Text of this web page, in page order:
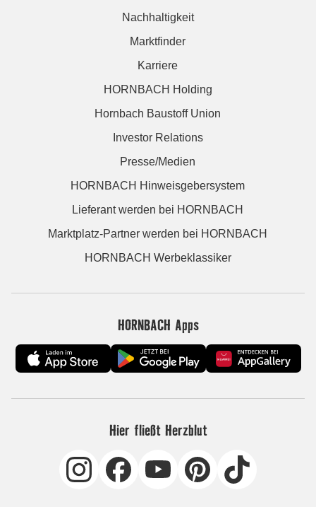
Nachhaltigkeit
Marktfinder
Karriere
HORNBACH Holding
Hornbach Baustoff Union
Investor Relations
Presse/Medien
HORNBACH Hinweisgebersystem
Lieferant werden bei HORNBACH
Marktplatz-Partner werden bei HORNBACH
HORNBACH Werbeklassiker
HORNBACH Apps
Hier fließt Herzblut